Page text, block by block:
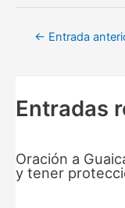
Navegación
← Entrada
Entradas
Oración a
y tener